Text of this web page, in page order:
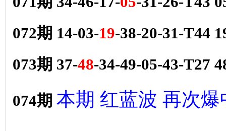
072期 14-03-19-38-20-31-T44
073期 37-48-34-49-05-43-T27
074期 本期 红蓝波 再次爆